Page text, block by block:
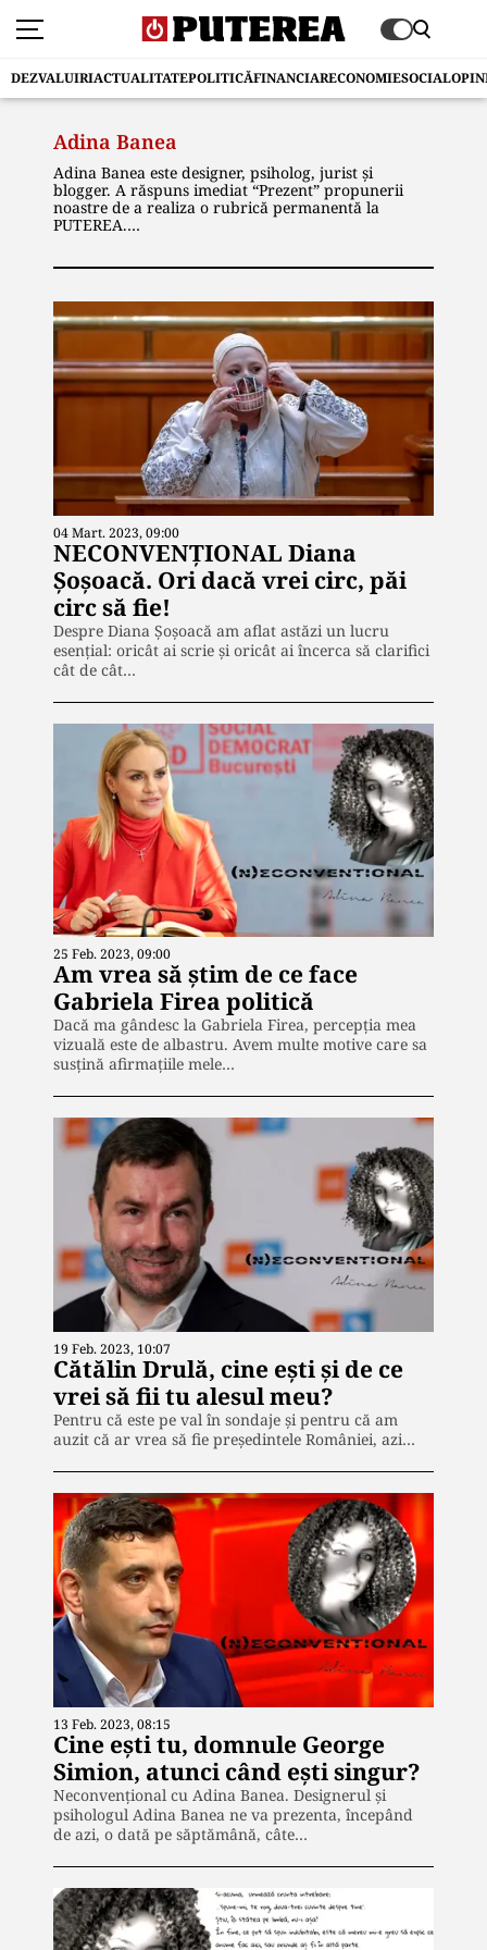
DEZVALUIRIACTUALITATEPOLITICĂFINANCIARECONOMIESOCIAL
Adina Banea
Adina Banea este designer, psiholog, jurist și
blogger. A răspuns imediat “Prezent” propunerii
noastre de a realiza o rubrică permanentă la
PUTEREA.
04 Mart. 2023, 09:00
NECONVENȚIONAL Diana
Șoșoacă. Ori dacă vrei circ, păi
circ să fie!
Despre Diana Șoșoacă am aflat astăzi un lucru
esențial: oricât ai scrie și oricât ai încerca să clarifici
cât de cât…
25 Feb. 2023, 09:00
Am vrea să știm de ce face
Gabriela Firea politică
Dacă ma gândesc la Gabriela Firea, percepția mea
vizuală este de albastru. Avem multe motive care sa
susțină afirmațiile mele…
19 Feb. 2023, 10:07
Cătălin Drulă, cine ești și de ce
vrei să fii tu alesul meu?
Pentru că este pe val în sondaje și pentru că am
auzit că ar vrea să fie președintele României, azi…
13 Feb. 2023, 08:15
Cine ești tu, domnule George
Simion, atunci când ești singur?
Neconvențional cu Adina Banea. Designerul și
psihologul Adina Banea ne va prezenta, începând
de azi, o dată pe săptămână, câte…